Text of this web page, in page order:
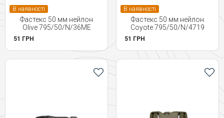
В наявності
Фастекс 50 мм нейлон
Olive 795/50/N/36ME
51 ГРН
В наявності
Фастекс 50 мм нейлон
Coyote 795/50/N/4719
51 ГРН